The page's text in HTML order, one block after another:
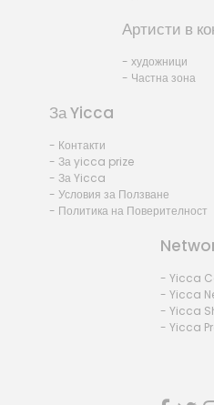
Артисти в
- художници
- Частна зона
За Yicca
- Контакти
- За yicca prize
- За Yicca
- Условия за Ползване
- Политика на Поверителност
- Yicca
- Yicca
- Yicca
- Yicca